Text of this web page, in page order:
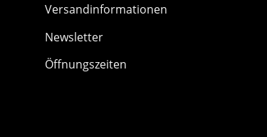
Versandinformationen
Newsletter
Öffnungszeiten